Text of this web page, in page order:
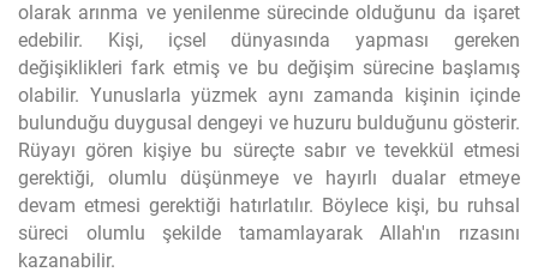
olarak arınma ve yenilenme sürecinde olduğunu da işaret
edebilir. Kişi, içsel dünyasında yapması gereken
değişiklikleri fark etmiş ve bu değişim sürecine başlamış
olabilir. Yunuslarla yüzmek aynı zamanda kişinin içinde
bulunduğu duygusal dengeyi ve huzuru bulduğunu gösterir.
Rüyayı gören kişiye bu süreçte sabır ve tevekkül etmesi
gerektiği, olumlu düşünmeye ve hayırlı dualar etmeye
devam etmesi gerektiği hatırlatılır. Böylece kişi, bu ruhsal
süreci olumlu şekilde tamamlayarak Allah'ın rızasını
kazanabilir.